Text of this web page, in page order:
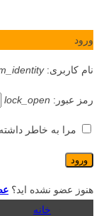
ورود
نام کاربری:
رمز عبور: lock_open
مرا به خاطر
هنوز عضو نشده اید؟
خانه